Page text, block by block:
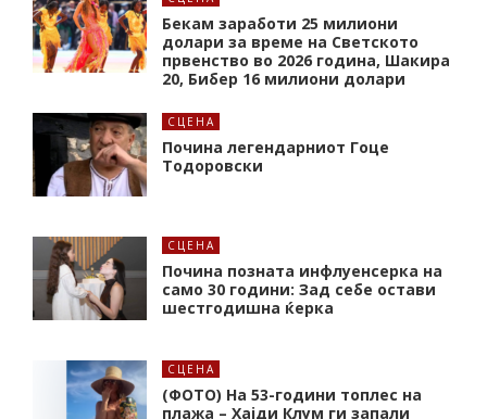
Бекам заработи 25 милиони
долари за време на Светското
првенство во 2026 година, Шакира
20, Бибер 16 милиони долари
СЦЕНА
Почина легендарниот Гоце
Тодоровски
СЦЕНА
Почина позната инфлуенсерка на
само 30 години: Зад себе остави
шестгодишна ќерка
СЦЕНА
(ФОТО) На 53-години топлес на
плажа – Хајди Клум ги запали